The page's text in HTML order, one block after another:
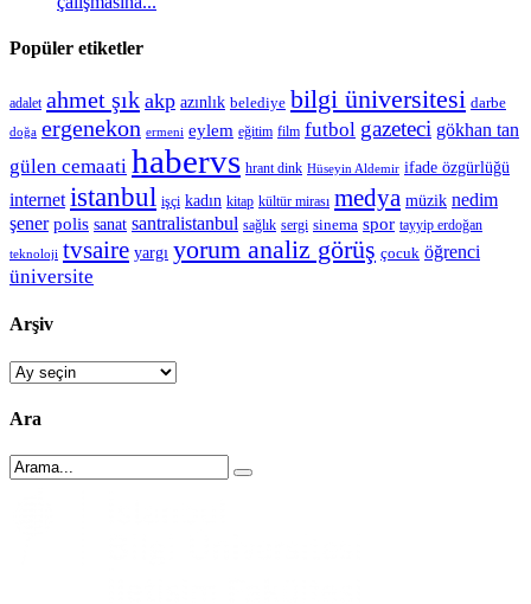
Popüler etiketler
adalet ahmet şık akp azınlık belediye bilgi üniversitesi darbe
doğa ergenekon ermeni eylem eğitim film futbol gazeteci gökhan tan
gülen cemaati habervs hrant dink Hüseyin Aldemir ifade özgürlüğü
internet istanbul işçi kadın kitap kültür mirası medya müzik nedim
şener polis sanat santralistanbul sağlık sergi sinema spor tayyip erdoğan
teknoloji tvsaire yargı yorum analiz görüş çocuk öğrenci
üniversite
Arşiv
Arşiv
Ara